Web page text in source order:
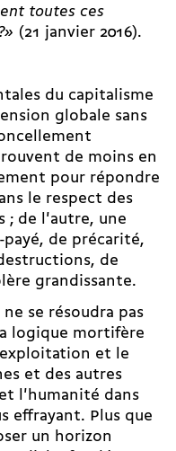
toutes ces
(21 janvier 2016).
du capitalisme
globale sans
de moins en
pour répondre
le respect des
; de l'autre, une
de précarité,
de
grandissante.
se résoudra pas
logique mortifère
et le
et des autres
l'humanité dans
effrayant. Plus que
un horizon